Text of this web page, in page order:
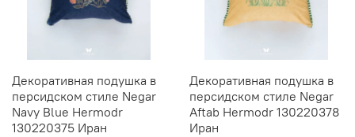
Декоративная подушка в
персидском стиле Negar
Navy Blue Hermodr
130220375 Иран
Декоративная подушка в
персидском стиле Negar
Aftab Hermodr 130220378
Иран